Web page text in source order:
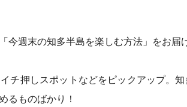
週末の知多半島を楽しむ方法」をお届
チ押しスポットなどをピックアップ。
るものばかり！